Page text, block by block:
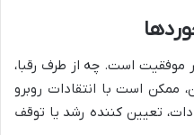
موفقیت است. چه از طرف رقبا،
ممکن است با انتقادات روبرو
تعیین کننده رشد یا توقف